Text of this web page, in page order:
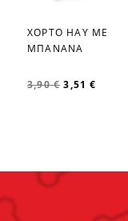
favorite_border
ΧΟΡΤΟ HAY ΜΕ
ΜΠΑΝΑΝΑ
3,90 € 3,51 €